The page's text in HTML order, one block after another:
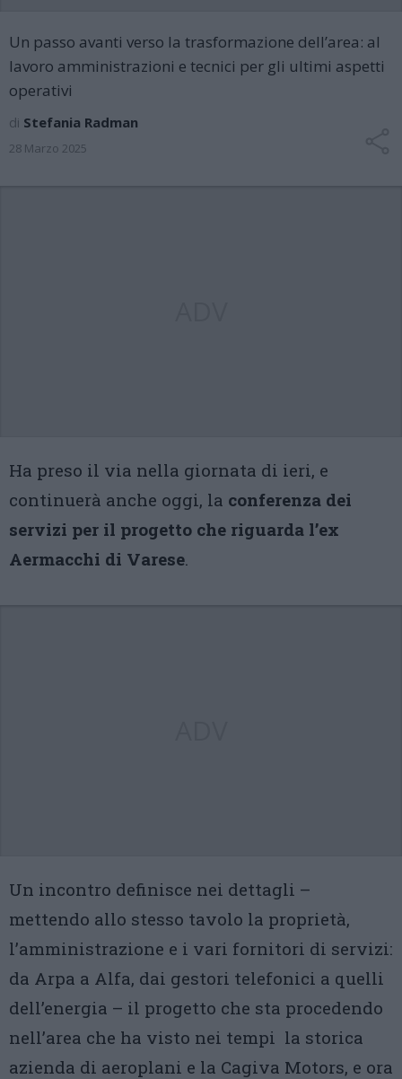
Un passo avanti verso la trasformazione dell’area: al
lavoro amministrazioni e tecnici per gli ultimi aspetti
operativi
di Stefania Radman
28 Marzo 2025
Ha preso il via nella giornata di ieri, e
continuerà anche oggi, la conferenza dei
servizi per il progetto che riguarda l’ex
Aermacchi di Varese.
Un incontro definisce nei dettagli –
mettendo allo stesso tavolo la proprietà,
l’amministrazione e i vari fornitori di servizi:
da Arpa a Alfa, dai gestori telefonici a quelli
dell’energia – il progetto che sta procedendo
nell’area che ha visto nei tempi la storica
azienda di aeroplani e la Cagiva Motors, e ora